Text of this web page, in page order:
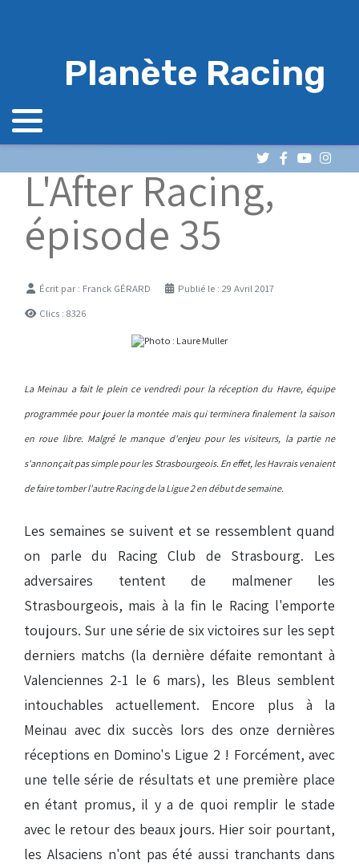
Planète Racing
L'After Racing,
épisode 35
DétailsÉcrit par : Franck GÉRARD
Publié le : 29 Avril 2017
Clics : 8326
La Meinau a fait le plein ce vendredi pour la réception du Havre, équipe
programmée pour jouer la montée mais qui terminera finalement la saison
en roue libre. Malgré le manque d'enjeu pour les visiteurs, la partie ne
s'annonçait pas simple pour les Strasbourgeois. En effet, les Havrais venaient
de faire tomber l'autre Racing de la Ligue 2 en début de semaine.
Les semaines se suivent et se ressemblent quand
on parle du Racing Club de Strasbourg. Les
adversaires tentent de malmener les
Strasbourgeois, mais à la fin le Racing l'emporte
toujours. Sur une série de six victoires sur les sept
derniers matchs (la dernière défaite remontant à
Valenciennes 2-1 le 6 mars), les Bleus semblent
intouchables actuellement. Encore plus à la
Meinau avec dix succès lors des onze dernières
réceptions en Domino's Ligue 2 ! Forcément, avec
une telle série de résultats et une première place
en étant promus, il y a de quoi remplir le stade
avec le retour des beaux jours. Hier soir pourtant,
les Alsaciens n'ont pas été aussi tranchants dans